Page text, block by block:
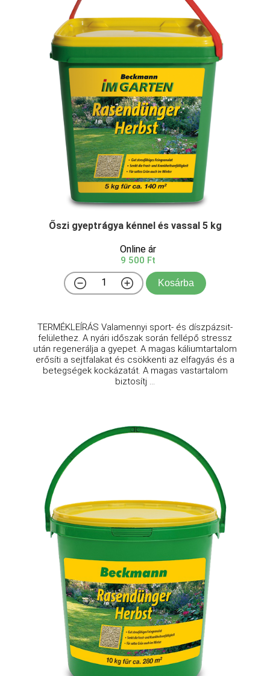
Őszi gyeptrágya kénnel és vassal 5 kg
Online ár
9 500 Ft
Kosárba
TERMÉKLEÍRÁS Valamennyi sport- és díszpázsit-
felülethez. A nyári időszak során fellépő stressz
után regenerálja a gyepet. A magas káliumtartalom
erősíti a sejtfalakat és csökkenti az elfagyás és a
betegségek kockázatát. A magas vastartalom
biztosítj ...